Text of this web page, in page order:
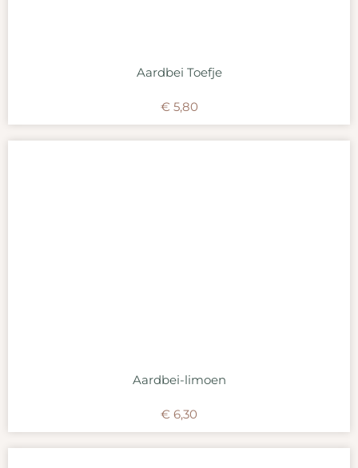
Aardbei Toefje
€ 5,80
Aardbei-limoen
€ 6,30